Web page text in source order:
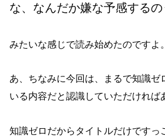
な、なんだか嫌な予感する
みたいな感じで読み始めたのですよ。
あ、ちなみに今回は、まるで知識ゼ
いる内容だと認識していただければ
知識ゼロだからタイトルだけですっ